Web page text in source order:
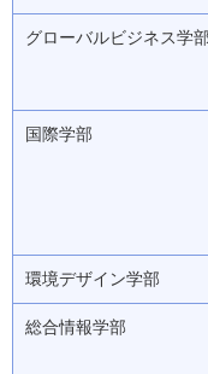
グローバルビジネス学部
国際学部
環境デザイン学部
総合情報学部